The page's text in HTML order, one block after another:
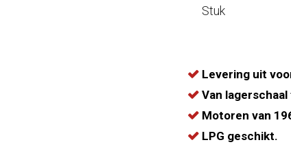
Stuk
Levering uit
Van
Motoren van
LPG geschikt.